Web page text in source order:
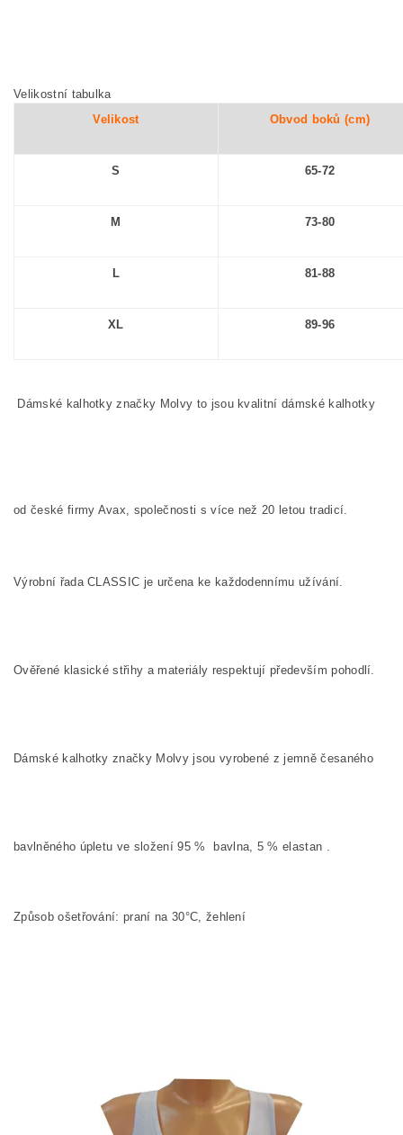
Velikostní tabulka
Velikost
Obvod boků (cm)
S 65-72
M 73-80
L 81-88
XL 89-96
Dámské kalhotky značky Molvy to jsou kvalitní dámské kalhotky
od české firmy Avax, společnosti s více než 20 letou tradicí.
Výrobní řada CLASSIC je určena ke každodennímu užívání.
Ověřené klasické střihy a materiály respektují především pohodlí.
Dámské kalhotky značky Molvy jsou vyrobené z jemně česaného
bavlněného úpletu ve složení95 % bavlna, 5 % elastan .
Způsob ošetřování: praní na 30°C, žehlení